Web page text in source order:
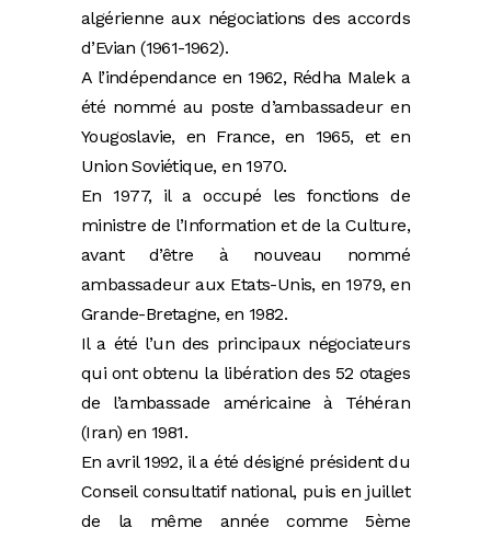
algérienne aux négociations des accords
d’Evian (1961-1962).
A l’indépendance en 1962, Rédha Malek a
été nommé au poste d’ambassadeur en
Yougoslavie, en France, en 1965, et en
Union Soviétique, en 1970.
En 1977, il a occupé les fonctions de
ministre de l’Information et de la Culture,
avant d’être à nouveau nommé
ambassadeur aux Etats-Unis, en 1979, en
Grande-Bretagne, en 1982.
Il a été l’un des principaux négociateurs
qui ont obtenu la libération des 52 otages
de l’ambassade américaine à Téhéran
(Iran) en 1981.
En avril 1992, il a été désigné président du
Conseil consultatif national, puis en juillet
de la même année comme 5ème